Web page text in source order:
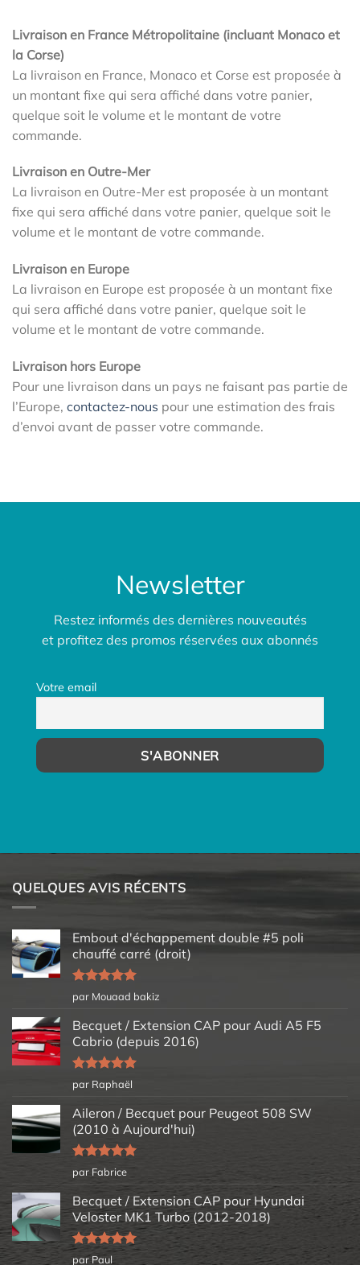
Livraison en France Métropolitaine (incluant Monaco et
la Corse)
La livraison en France, Monaco et Corse est proposée à
un montant fixe qui sera affiché dans votre panier,
quelque soit le volume et le montant de votre
commande.
Livraison en Outre-Mer
La livraison en Outre-Mer est proposée à un montant
fixe qui sera affiché dans votre panier, quelque soit le
volume et le montant de votre commande.
Livraison en Europe
La livraison en Europe est proposée à un montant fixe
qui sera affiché dans votre panier, quelque soit le
volume et le montant de votre commande.
Livraison hors Europe
Pour une livraison dans un pays ne faisant pas partie de
l’Europe, contactez-nous pour une estimation des frais
d’envoi avant de passer votre commande.
Newsletter
Restez informés des dernières nouveautés
et profitez des promos réservées aux abonnés
Votre email
QUELQUES AVIS RÉCENTS
Embout d'échappement double #5 poli
chauffé carré (droit)
Note5sur
5
par Mouaad bakiz
Becquet / Extension CAP pour Audi A5 F5
Cabrio (depuis 2016)
Note5sur
5
par Raphaël
Aileron / Becquet pour Peugeot 508 SW
(2010 à Aujourd'hui)
Note5sur
5
par Fabrice
Becquet / Extension CAP pour Hyundai
Veloster MK1 Turbo (2012-2018)
Note5sur
par Paul